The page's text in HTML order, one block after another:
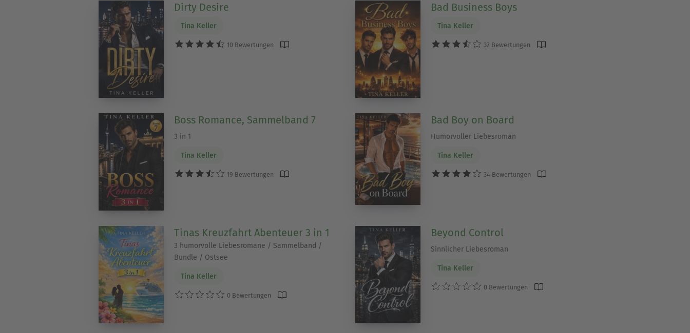
Dirty Desire
Tina Keller
10 Bewertungen
Bad Business Boys
Tina Keller
37 Bewertungen
Boss Romance, Sammelband 7
3 in 1
Tina Keller
19 Bewertungen
Bad Boy on Board
Humorvoller Liebesroman
Tina Keller
34 Bewertungen
Tinas Kreuzfahrt Abenteuer 3 in 1
3 humorvolle Liebesromane / Sammelband /
Bundle / Ostsee
Tina Keller
0 Bewertungen
Beyond Control
Sinnlicher Liebesroman
Tina Keller
0 Bewertungen